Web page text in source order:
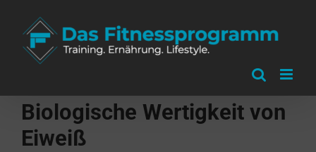
springen
Biologische Wertigkeit von
Eiweiß